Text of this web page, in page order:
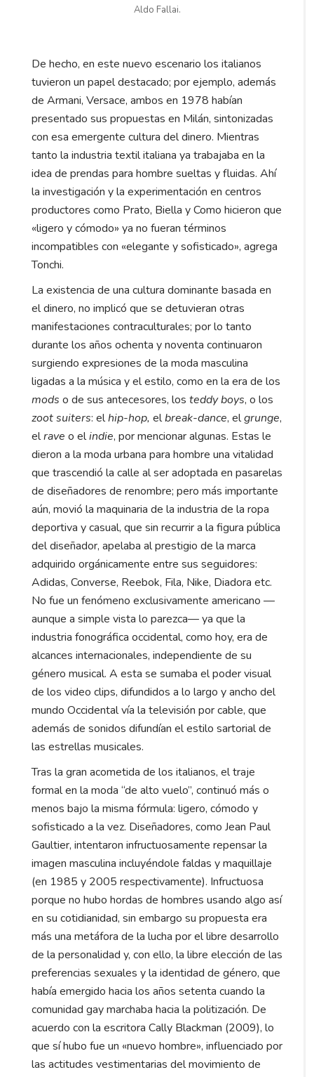
Aldo Fallai.
De hecho, en este nuevo escenario los italianos
tuvieron un papel destacado; por ejemplo, además
de Armani, Versace, ambos en 1978 habían
presentado sus propuestas en Milán, sintonizadas
con esa emergente cultura del dinero. Mientras
tanto la industria textil italiana ya trabajaba en la
idea de prendas para hombre sueltas y fluidas. Ahí
la investigación y la experimentación en centros
productores como Prato, Biella y Como hicieron que
«ligero y cómodo» ya no fueran términos
incompatibles con «elegante y sofisticado», agrega
Tonchi.
La existencia de una cultura dominante basada en
el dinero, no implicó que se detuvieran otras
manifestaciones contraculturales; por lo tanto
durante los años ochenta y noventa continuaron
surgiendo expresiones de la moda masculina
ligadas a la música y el estilo, como en la era de los
mods o de sus antecesores, los teddy boys, o los
zoot suiters: elhip-hop, elbreak-dance, elgrunge,
elrave o elindie, por mencionar algunas. Estas le
dieron a la moda urbana para hombre una vitalidad
que trascendió la calle al ser adoptada en pasarelas
de diseñadores de renombre; pero más importante
aún, movió la maquinaria de la industria de la ropa
deportiva y casual, que sin recurrir a la figura pública
del diseñador, apelaba al prestigio de la marca
adquirido orgánicamente entre sus seguidores:
Adidas, Converse, Reebok, Fila, Nike, Diadora etc.
No fue un fenómeno exclusivamente americano —
aunque a simple vista lo parezca— ya que la
industria fonográfica occidental, como hoy, era de
alcances internacionales, independiente de su
género musical. A esta se sumaba el poder visual
de los video clips, difundidos a lo largo y ancho del
mundo Occidental vía la televisión por cable, que
además de sonidos difundían el estilo sartorial de
las estrellas musicales.
Tras la gran acometida de los italianos, el traje
formal en la moda “de alto vuelo”, continuó más o
menos bajo la misma fórmula: ligero, cómodo y
sofisticado a la vez. Diseñadores, como Jean Paul
Gaultier, intentaron infructuosamente repensar la
imagen masculina incluyéndole faldas y maquillaje
(en 1985 y 2005 respectivamente). Infructuosa
porque no hubo hordas de hombres usando algo así
en su cotidianidad, sin embargo su propuesta era
más una metáfora de la lucha por el libre desarrollo
de la personalidad y, con ello, la libre elección de las
preferencias sexuales y la identidad de género, que
había emergido hacia los años setenta cuando la
comunidad gay marchaba hacia la politización. De
acuerdo con la escritora Cally Blackman (2009), lo
que sí hubo fue un «nuevo hombre», influenciado por
las actitudes vestimentarias del movimiento de